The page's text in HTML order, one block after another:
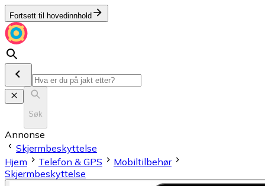
Fortsett til hovedinnhold
Søk
Annonse
Skjermbeskyttelse
Hjem
Telefon & GPS
Mobiltilbehør
Skjermbeskyttelse